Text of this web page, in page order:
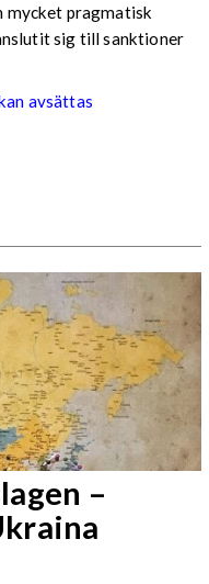
mycket pragmatisk
sig till sanktioner
avsättas
–